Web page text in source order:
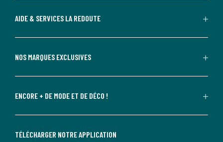
AIDE & SERVICES LA REDOUTE
NOS MARQUES EXCLUSIVES
ENCORE + DE MODE ET DE DÉCO !
TÉLÉCHARGER NOTRE APPLICATION